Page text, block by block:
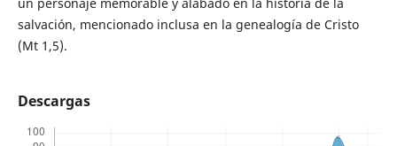
un personaje memorable y alabado en la historia de la
salvación, mencionado inclusa en la genealogía de Cristo
(Mt 1,5).
Descargas